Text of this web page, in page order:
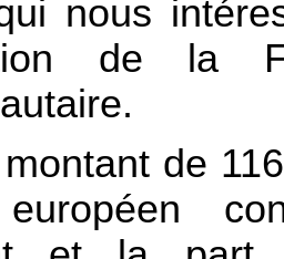
nous
de la
de